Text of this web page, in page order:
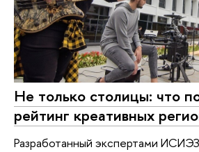
Не только столицы: что
рейтинг креативных
Разработанный экспертами